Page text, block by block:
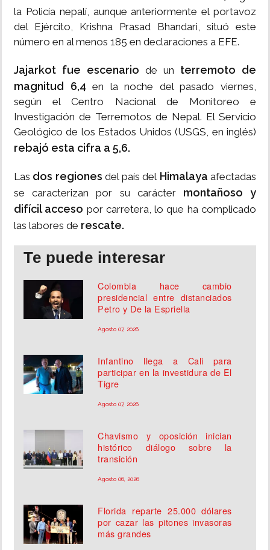
la Policía nepalí, aunque anteriormente el portavoz
del Ejército, Krishna Prasad Bhandari, situó este
número en al menos 185 en declaraciones a EFE.
Jajarkot fue escenario de un terremoto de
magnitud 6,4en la noche del pasado viernes,
según el Centro Nacional de Monitoreo e
Investigación de Terremotos de Nepal. El Servicio
Geológico de los Estados Unidos (USGS, en inglés)
rebajó esta cifra a 5,6.
Las dos regionesdel país del Himalayaafectadas
se caracterizan por su caráctermontañoso y
difícil acceso por carretera, lo que ha complicado
las labores de rescate.
Te puede interesar
Colombia hace cambio
presidencial entre distanciados
Petro y De la Espriella
Agosto 07, 2026
Infantino llega a Cali para
participar en la investidura de El
Tigre
Agosto 07, 2026
Chavismo y oposición inician
histórico diálogo sobre la
transición
Agosto 06, 2026
Florida reparte 25.000 dólares
por cazar las pitones invasoras
más grandes